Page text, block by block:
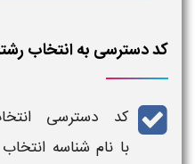
کد دسترسی به انتخاب
کد دسترسی
با نام شناسه انتخاب